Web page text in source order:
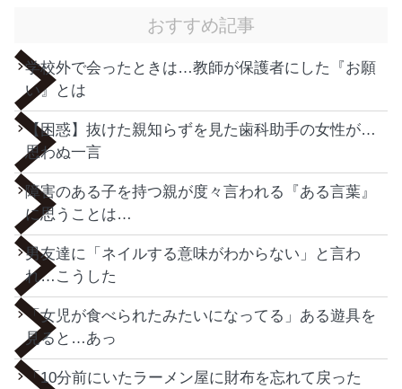
おすすめ記事
学校外で会ったときは…教師が保護者にした『お願
い』とは
【困惑】抜けた親知らずを見た歯科助手の女性が…
思わぬ一言
障害のある子を持つ親が度々言われる『ある言葉』
に思うことは…
男友達に「ネイルする意味がわからない」と言わ
れ…こうした
「女児が食べられたみたいになってる」ある遊具を
見ると…あっ
「10分前にいたラーメン屋に財布を忘れて戻った